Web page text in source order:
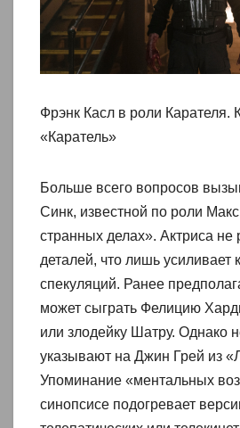
Фрэнк Касл в роли Карателя.
«Каратель»
Больше всего вопросов
Синк, известной по роли
странных делах». Актриса не
деталей, что лишь усиливает
спекуляций. Ранее
может сыграть Фелицию
или злодейку Шатру. Однако
указывают на Джин Грей из
Упоминание «ментальных
синопсисе подогревает